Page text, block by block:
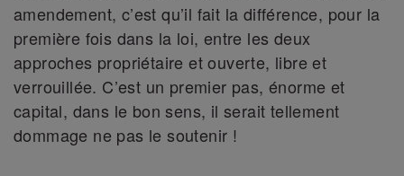
amendement, c’est qu’il fait la différence, pour la
première fois dans la loi, entre les deux
approches propriétaire et ouverte, libre et
verrouillée. C’est un premier pas, énorme et
capital, dans le bon sens, il serait tellement
dommage ne pas le soutenir !